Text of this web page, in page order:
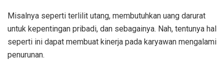
Misalnya seperti terlilit utang, membutuhkan uang darurat
untuk kepentingan pribadi, dan sebagainya. Nah, tentunya hal
seperti ini dapat membuat kinerja pada karyawan mengalami
penurunan.